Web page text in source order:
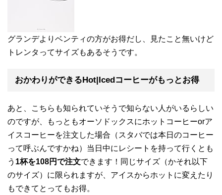
グランデよりベンティの方がお得だし、見たこと無いけど
トレンタってサイズもあるそうです。
おかわりができるHot|Icedコーヒーがもっとお得
あと、こちらも知られていそうで知らない人がいるらしい
のですが、もっともオーソドックスにホットコーヒーorア
イスコーヒーを注文した場合（スタバでは本日のコーヒー
って呼ぶんですかね）当日中にレシートを持って行くとも
う 1杯を108円で注文できます！同じサイズ（かそれ以下
のサイズ）に限られますが、アイスからホットに変えたり
もできてとってもお得。